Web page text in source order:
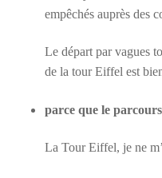
empêchés auprès des
Le départ par vagues
de la tour Eiffel est
parce que le
La Tour Eiffel, je ne